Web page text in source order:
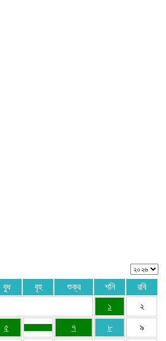
বুধ বৃহ শুক্র শনি
রবি
১
২
৫ ৭ ৮ ৯